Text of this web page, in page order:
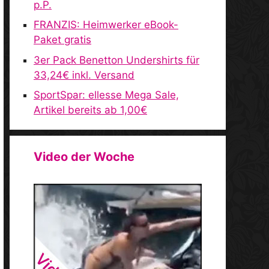
p.P.
FRANZIS: Heimwerker eBook-
Paket gratis
3er Pack Benetton Undershirts für
33,24€ inkl. Versand
SportSpar: ellesse Mega Sale,
Artikel bereits ab 1,00€
Video der Woche